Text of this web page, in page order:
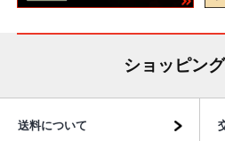
ショッピン
送料について